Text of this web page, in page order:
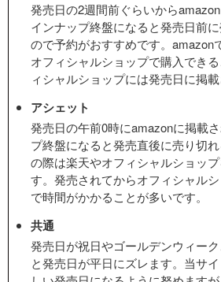
発売日の2週間前ぐらいから
インナップ終盤になると発売日前
ので予約がおすすめです。amazon
オフィシャルショップで購入でき
ィシャルショップには発売日に掲載
アシェット
発売日の午前0時にamazonに掲載
プ終盤になると発売直後に売り切
の際は楽天やオフィシャルショッ
す。発売されてからオフィシャル
で時間がかかることが多いです。
共通
発売日が祝日やゴールデンウィー
と発売日が平日にズレます。当サ